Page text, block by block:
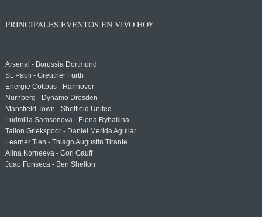
PRINCIPALES EVENTOS EN VIVO HOY
Arsenal - Borussia Dortmund
St. Pauli - Greuther Fürth
Energie Cottbus - Hannover
Nürnberg - Dynamo Dresden
Mansfield Town - Sheffield United
Ludmilla Samsonova - Elena Rybakina
Tallon Griekspoor - Daniel Merida Aguilar
Learner Tien - Thiago Augustin Tirante
Alina Korneeva - Cori Gauff
Joao Fonseca - Ben Shelton